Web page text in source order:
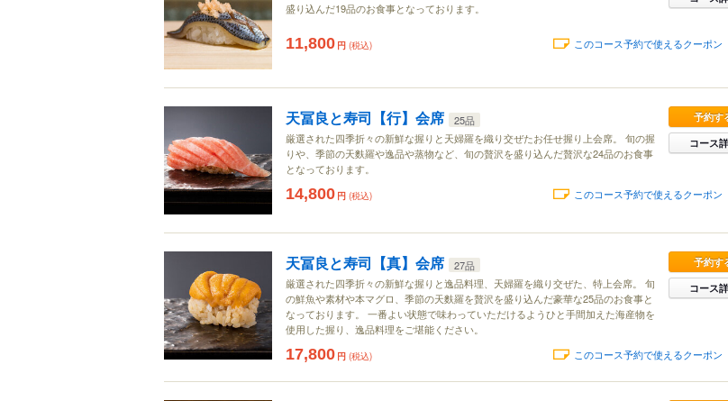
盛り込んだ19品のお食事となっております。
11,800 円 (税込) このコース予約で使えるクーポン
天冨良と寿司【行】会席
25品
厳選された四季折々の新鮮な握りと天婦羅を織り交ぜたお任せ握り上会席。 旬の握
りや、季節の天麩羅や逸品や蒸物など、旬の贅沢を盛り込んだ贅沢な24品のお食事
となっております。
予約す
コース
14,800 円 (税込) このコース予約で使えるクーポン
天冨良と寿司【真】会席
27品
厳選された四季折々の新鮮な握りと逸品料理、天婦羅を織り交ぜた、特上会席。 旬
の鮮魚や素材や本マグロ、季節の天麩羅を贅沢を盛り込んだ豪華な25品のお食事と
なっております。 一番よい状態で味わっていただけるようひと手間加えた海産物を
使用した握り、逸品料理をご堪能ください。
予約す
コース
17,800 円 (税込) このコース予約で使えるクーポン